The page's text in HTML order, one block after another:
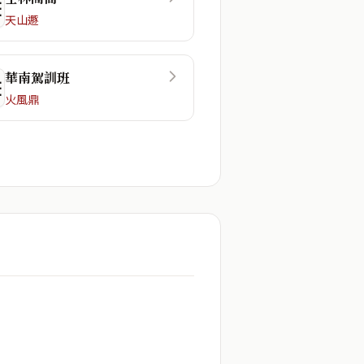
天山遯
華南駕訓班
火風鼎